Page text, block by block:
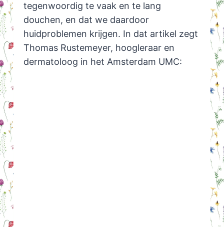
tegenwoordig te vaak en te lang
douchen, en dat we daardoor
huidproblemen krijgen. In dat artikel zegt
Thomas Rustemeyer, hoogleraar en
dermatoloog in het Amsterdam UMC: